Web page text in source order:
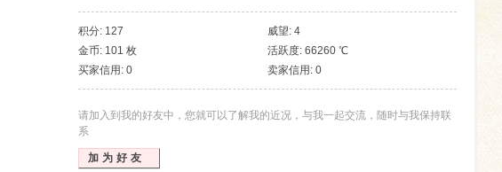
积分: 127
威望: 4
金币: 101 枚
活跃度: 66260 ℃
买家信用: 0
卖家信用: 0
请加入到我的好友中，您就可以了解我的近况，与我一起交流，随时与我保持联
系
加为好友